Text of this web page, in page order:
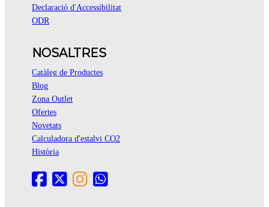
Declaració d'Accessibilitat
ODR
NOSALTRES
Catàleg de Productes
Blog
Zona Outlet
Ofertes
Novetats
Calculadora d'estalvi CO2
Història